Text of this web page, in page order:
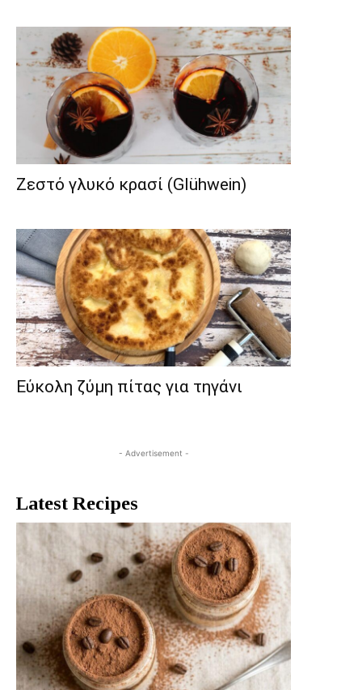
Ζεστό γλυκό κρασί (Glühwein)
Εύκολη ζύμη πίτας για τηγάνι
- Advertisement -
Latest Recipes